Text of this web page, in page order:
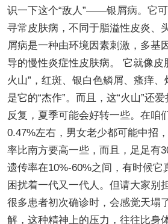
识一下这个“敌人”——银屑病。它
寻常皮肤病，不同于脂溢性皮炎、
屑病是一种由环境因素刺激，多基
导的慢性炎症性皮肤病。 它就像皮
火山”，红斑、银白色鳞屑、瘙痒
是它的“杰作”。而且，这“火山”还
反复，夏季可能会好转一些。在咱
0.47%左右，男女老少都可能中招
率比南方要高一些，而且，足足有
遗传率在10%-60%之间，有时候它
困扰着一代又一代人。但请大家别
很多患者初次确诊时，会感觉天塌
解，这种精神上的压力，往往比身